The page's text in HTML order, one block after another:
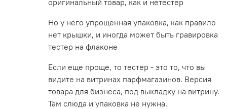
Но у него упрощенная упаковка, как правило
нет крышки, и иногда может быть гравировка
тестер на флаконе
Если еще проще, то тестер - это то, что вы
видите на витринах парфмагазинов. Версия
товара для бизнеса, под выкладку на витрину.
Там слюда и упаковка не нужна.